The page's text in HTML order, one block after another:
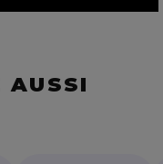
AUSSI